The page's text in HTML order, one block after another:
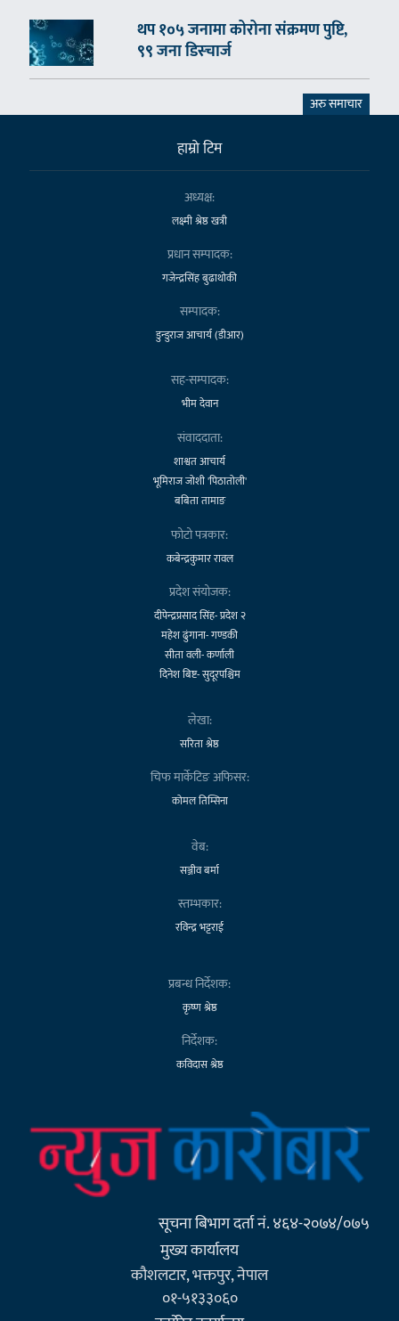
थप १०५ जनामा कोरोना संक्रमण पुष्टि,
९९ जना डिस्चार्ज
अरु समाचार
हाम्राे टिम
अध्यक्ष:
लक्ष्मी श्रेष्ठ खत्री
प्रधान सम्पादक:
गजेन्द्रसिंह बुढाथोकी
सम्पादक:
डुन्डुराज आचार्य (डीआर)
सह-सम्पादक:
भीम देवान
संवाददाता:
शाश्वत आचार्य
भूमिराज जोशी 'पिठातोली'
बबिता तामाङ
फोटो पत्रकार:
कबेन्द्रकुमार रावल
प्रदेश संयोजक:
दीपेन्द्रप्रसाद सिंह- प्रदेश २
महेश ढुंगाना- गण्डकी
सीता वली- कर्णाली
दिनेश बिष्ट- सुदूरपश्चिम
लेखा:
सरिता श्रेष्ठ
चिफ मार्केटिङ अफिसर:
कोमल तिम्सिना
वेब:
सञ्जीव बर्मा
स्तम्भकार:
रविन्द्र भट्टराई
प्रबन्ध निर्देशक:
कृष्ण श्रेष्ठ
निर्देशक:
कविदास श्रेष्ठ
सूचना बिभाग दर्ता नं. ४६४-२०७४/०७५
मुख्य कार्यालय
कौशलटार, भक्तपुर, नेपाल
०१-५१३३०६०